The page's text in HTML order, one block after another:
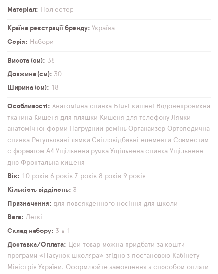
Матеріал
Поліестер
Країна реєстрації бренду
Україна
Серія
Набори
Висота (см)
38
Довжина (см)
30
Ширина (см)
18
Особливості Анатомічна спинка Бічні кишені Водонепроникна
тканина Кишеня для пляшки Кишеня для телефону Лямки
анатомічної форми Нагрудний ремінь Органайзер Ортопедична
спинка Регульовані лямки Світловідбивні елементи Совместим
с форматом А4 Ущільнена ручка Ущільнена спинка Ущільнене
дно Фронтальна кишеня
Вік
10 років 6 років 7 років 8 років 9 років
Кількість відділень
3
Призначення
для повсякденного носіння для школи
Вага
Легкі
Склад набору
3 в 1
Доставка/Оплата
Цей товар можна придбати за кошти
програми «Пакунок школяра» згідно з постановою Кабінету
Міністрів України. Оформлюйте замовлення з способом оплати